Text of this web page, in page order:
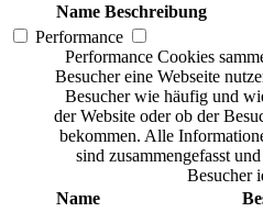
Name Beschreibung
Performance
Performance Cookies
Besucher eine Webseite
Besucher wie häufig und
der Website oder ob der
bekommen. Alle
sind zusammengefasst
Besucher
Name